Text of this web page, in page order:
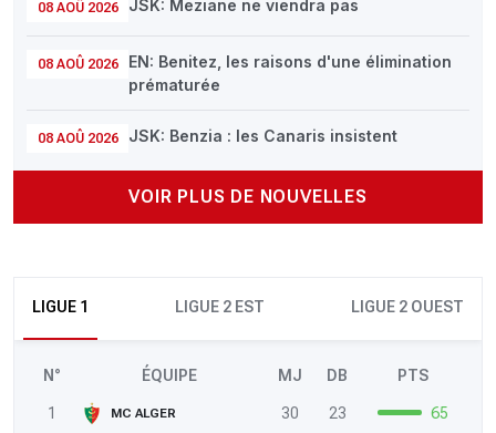
08 AOÛ 2026 JSK: Meziane ne viendra pas
08 AOÛ 2026
EN: Benitez, les raisons d'une élimination
prématurée
08 AOÛ 2026 JSK: Benzia : les Canaris insistent
VOIR PLUS DE NOUVELLES
LIGUE 1 LIGUE 2 EST LIGUE 2 OUEST
N° ÉQUIPE MJ DB PTS
1 MC ALGER 30 23
65